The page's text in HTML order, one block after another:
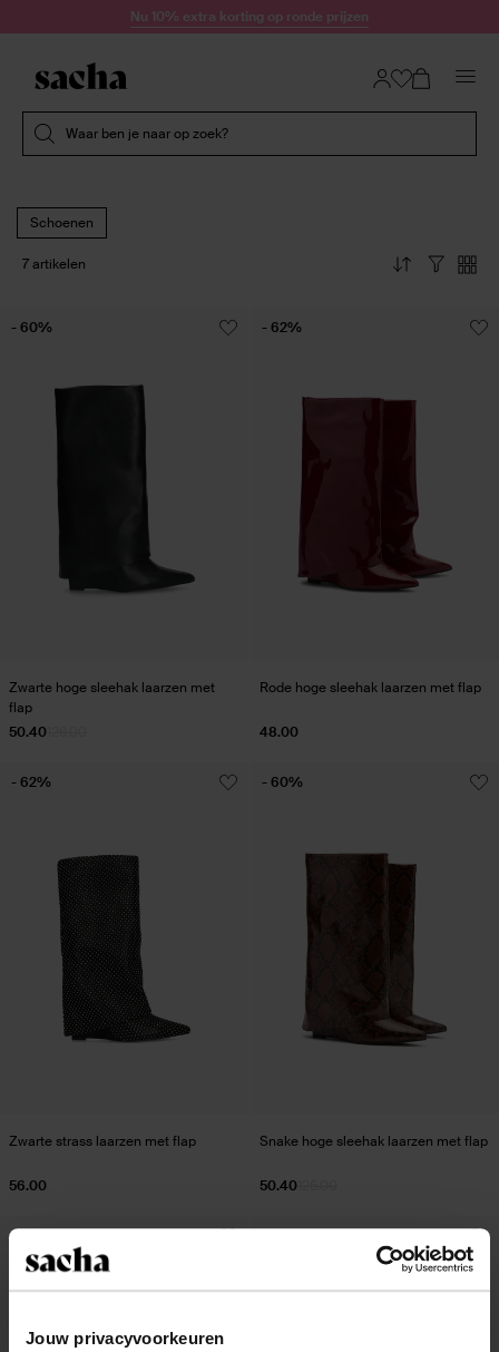
Jouw privacyvoorkeuren
Doorgaan naar artikelNu 10% extra korting op ronde prijzen
Waar ben je naar op zoek?
Schoenen
7 artikelen
Zwarte hoge sleehak laarzen met
flap
50.40
- 60%
Rode hoge sleehak laarzen met flap
48.00
- 62%
Zwarte strass laarzen met flap
56.00
- 62%
Snake hoge sleehak laarzen met flap
50.40
- 60%
- 50%